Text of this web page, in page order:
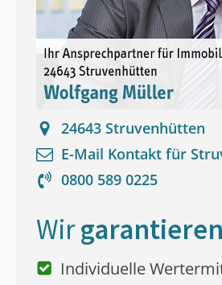
24643 Struvenhütten
E-Mail Kontakt für
0800 589 0225
Wirgarantieren
Individuelle